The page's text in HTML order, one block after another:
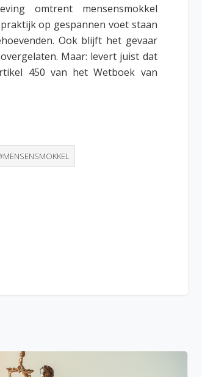
omtrent mensensmokkel
op gespannen voet staan
Ook blijft het gevaar
Maar: levert juist dat
450 van het Wetboek van